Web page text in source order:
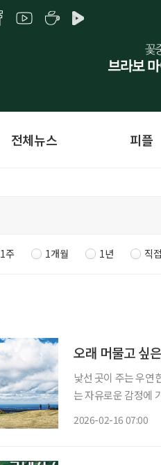
전체뉴스 피플
1주 1개월 1년 직
오래 머물고 싶
낯선 곳이 주는 우연
는 자유로운 감정에 가슴
2026-02-16 07:00